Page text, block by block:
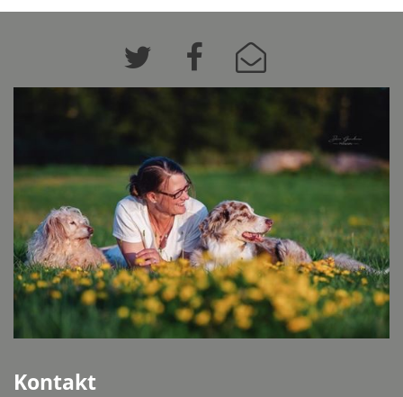
Kontakt